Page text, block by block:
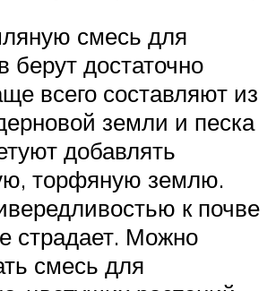
смесь для
берут достаточно
всего составляют из
земли и песка
добавлять
торфяную землю.
к почве
страдает. Можно
смесь для